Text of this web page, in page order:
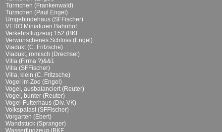
Türmchen (Frankenwald)
Türmchen (Paul Engel)
Umgebindehaus (SFFischer)
VERO Miniaturen Bahnhof...
Verkehrsflugzeug 152 (BKF...
Verwunschenes Schloss (Engel)
Viadukt (C. Fritzsche)
Viadukt, römisch (Drechsel)
Villa (Firma ?)&&1
Villa (SFFischer)
Villa, klein (C. Fritzsche)
Vogel im Zoo (Engel)
Vogel, ausbalanciert (Reuter)
Vogel, bunter (Reuter)
Vogel-Futterhaus (Div. VK)
Volkspalast (SFFischer)
Vorgarten (Ebert)
Wandstück (Spranger)
Wasserflugzeug (BKF